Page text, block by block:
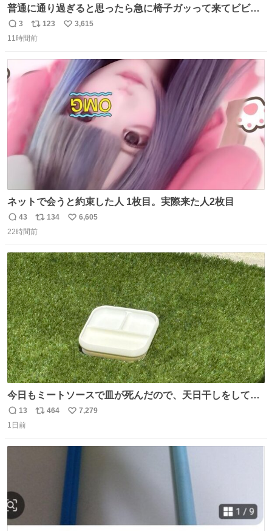
普通に通り過ぎると思ったら急に椅子ガッって来てビビっ
返
信
3
リ
ポ
ト
123
い
数
3,615
11時間前
ネットで会うと約束した人 1枚目。実際来た人2枚目
返
信
43
リ
ポ
ト
数
134
い
数
6,605
22時間前
今日もミートソースで皿が死んだので、天日干しをしてい
ます🍝 ありがとう先人の知恵
返
信
13
リ
464
い
7,279
1日前